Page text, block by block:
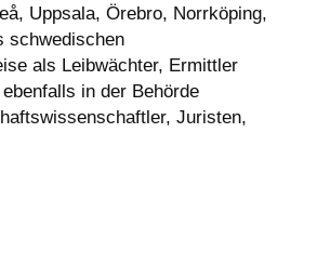
Uppsala, Örebro, Norrköping,
schwedischen
als Leibwächter, Ermittler
in der Behörde
Juristen,